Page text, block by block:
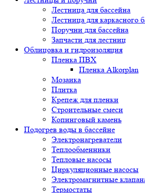
Лестница для бассейна
Лестница для каркасного
Поручни для бассейна
Запчасти для лестниц
Облицовка и гидроизоляция
Пленка ПВХ
Пленка Alkorplan
Мозаика
Плитка
Крепеж для пленки
Строительные смеси
Копинговый камень
Подогрев воды в бассейне
Электронагреватели
Теплообменники
Тепловые насосы
Циркуляционные насосы
Электромагнитные
Термостаты